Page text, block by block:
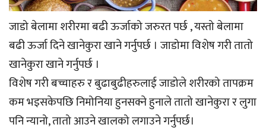
जाडो बेलामा शरीरमा बढी ऊर्जाको जरुरत पर्छ , यस्तो बेलामा
बढी ऊर्जा दिने खानेकुरा खाने गर्नुपर्छ । जाडोमा विशेष गरी तातो
खानेकुरा खाने गर्नुपर्छ ।
विशेष गरी बच्चाहरु र बुढाबुढीहरुलाई जाडोले शरीरको तापक्रम
कम भइसकेपछि निमोनिया हुनसक्ने हुनाले तातो खानेकुरा र लुगा
पनि न्यानो, तातो आउने खालको लगाउने गर्नुपर्छ।